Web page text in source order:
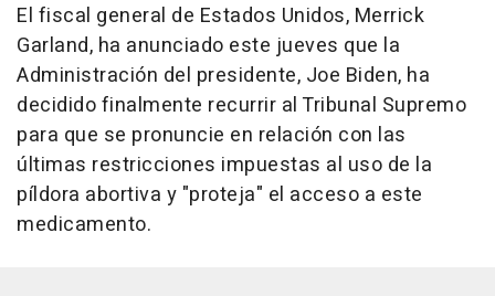
El fiscal general de Estados Unidos, Merrick
Garland, ha anunciado este jueves que la
Administración del presidente, Joe Biden, ha
decidido finalmente recurrir al Tribunal Supremo
para que se pronuncie en relación con las
últimas restricciones impuestas al uso de la
píldora abortiva y "proteja" el acceso a este
medicamento.